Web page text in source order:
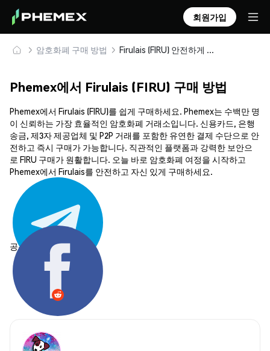
회원가입
암호화폐 구매 방법 Firulais (FIRU) 안전하게 구매 및 보관
Phemex에서 Firulais (FIRU) 구매 방법
Phemex에서 Firulais (FIRU)를 쉽게 구매하세요. Phemex는 수백만 명
이 신뢰하는 가장 효율적인 암호화폐 거래소입니다. 신용카드, 은행
송금, 제3자 제공업체 및 P2P 거래를 포함한 유연한 결제 수단으로 안
전하고 즉시 구매가 가능합니다. 직관적인 플랫폼과 강력한 보안으
로 FIRU 구매가 원활합니다. 오늘 바로 암호화폐 여정을 시작하고
Phemex에서 Firulais를 안전하고 자신 있게 구매하세요.
공유하기: